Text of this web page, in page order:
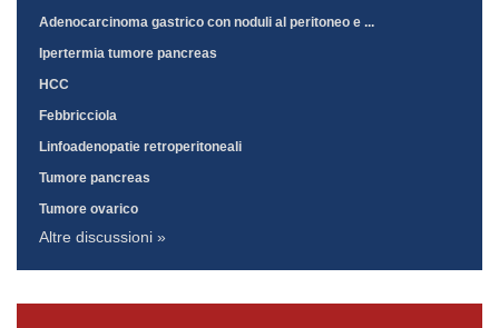
Adenocarcinoma gastrico con noduli al peritoneo e ...
Ipertermia tumore pancreas
HCC
Febbricciola
Linfoadenopatie retroperitoneali
Tumore pancreas
Tumore ovarico
Altre discussioni »